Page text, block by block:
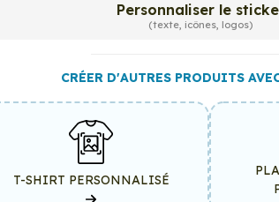
Personnaliser le
(texte, icônes, logos)
CRÉER D'AUTRES PRODUITS
T-SHIRT PERSONNALISÉ